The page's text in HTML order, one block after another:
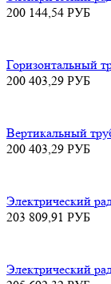
200 144,54 РУБ
Горизонтальный
200 403,29 РУБ
Вертикальный
200 403,29 РУБ
Электрический
203 809,91 РУБ
Электрический